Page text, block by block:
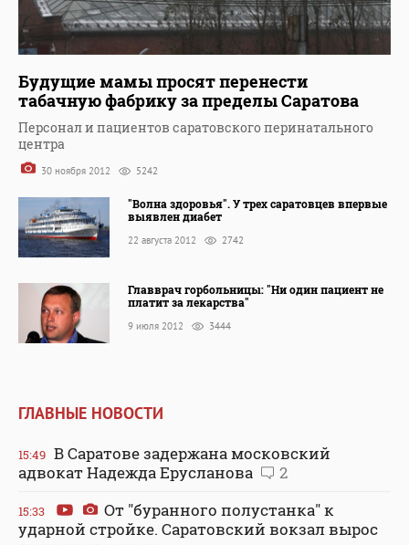
Будущие мамы просят перенести
табачную фабрику за пределы Саратова
Персонал и пациентов саратовского перинатального
центра
30 ноября 2012 5242
"Волна здоровья". У трех саратовцев впервые
выявлен диабет
22 августа 2012 2742
Главврач горбольницы: "Ни один пациент не
платит за лекарства"
9 июля 2012 3444
ГЛАВНЫЕ НОВОСТИ
15:49 В Саратове задержана московский
адвокат Надежда Ерусланова
2
15:33
От "буранного полустанка" к
ударной стройке. Саратовский вокзал вырос